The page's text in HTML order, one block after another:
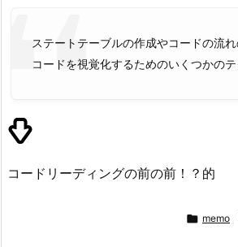
ステートテーブルの作成やコードの流れ
コードを視覚化するためのいくつかの
コードリーディングの前の前！？的
 memo